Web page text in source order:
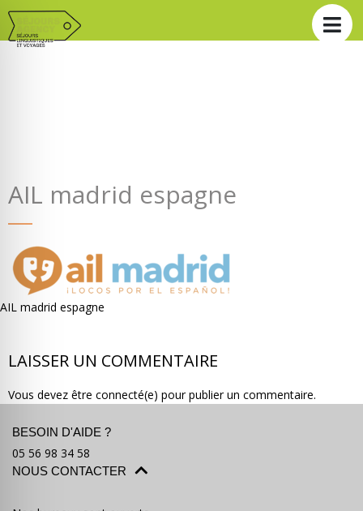
AIL madrid espagne
AIL madrid espagne
LAISSER UN COMMENTAIRE
Vous devez être connecté(e) pour publier un commentaire.
BESOIN D'AIDE ?
05 56 98 34 58
NOUS CONTACTER
partir ? Devis & contact